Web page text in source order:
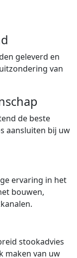
geleverd en
van
de beste
aansluiten bij uw
ervaring in het
bouwen,
stookadvies
maken van uw